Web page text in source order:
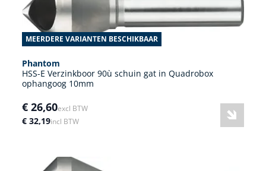
MEERDERE VARIANTEN BESCHIKBAAR
Phantom
HSS-E Verzinkboor 90ù schuin gat in Quadrobox
ophangoog 10mm
€ 26,60excl BTW
€ 32,19incl BTW